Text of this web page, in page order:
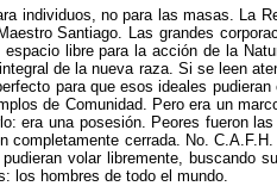
individuos, no para las masas. La
Santiago. Las grandes
libre para la acción de la
de la nueva raza. Si se leen
para que esos ideales
de Comunidad. Pero era un
era una posesión. Peores fueron
completamente cerrada. No.
volar libremente, buscando
los hombres de todo el mundo.